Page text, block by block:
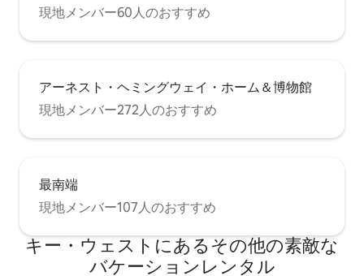
現地メンバー60人のおすすめ
アーネスト・ヘミングウェイ・ホーム＆博物館
現地メンバー272人のおすすめ
最南端
現地メンバー107人のおすすめ
キー・ウェストにあるその他の素敵な
バケーションレンタル